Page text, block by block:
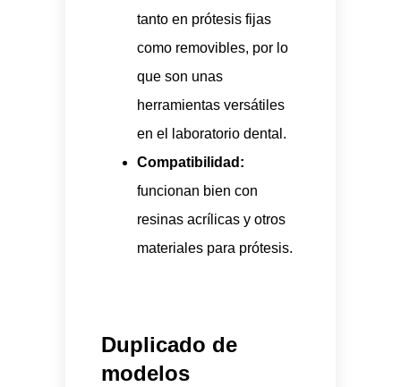
tanto en prótesis fijas
como removibles, por lo
que son unas
herramientas versátiles
en el laboratorio dental.
Compatibilidad:
funcionan bien con
resinas acrílicas y otros
materiales para prótesis.
Duplicado de
modelos